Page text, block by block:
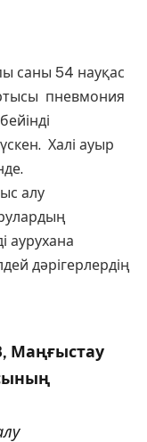
саны 54 науқас
пневмония
Халі ауыр
алу
аурухана
дәрігерлердің
Маңғыстау